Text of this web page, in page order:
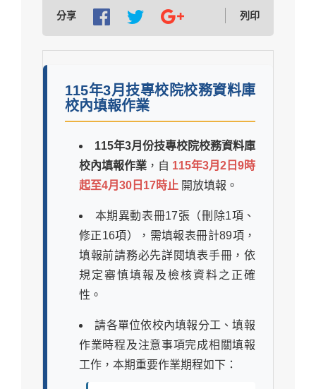
分享 列印
115年3月技專校院校務資料庫
校內填報作業
115年3月份技專校院校務資料庫
校內填報作業 ，自 115年3月2日9時
起至4月30日17時止 開放填報。
本期異動表冊17張（刪除1項、
修正16項），需填報表冊計89項，
填報前請務必先詳閱填表手冊，依
規定審慎填報及檢核資料之正確
性。
請各單位依校內填報分工、填報
作業時程及注意事項完成相關填報
工作，本期重要作業期程如下：